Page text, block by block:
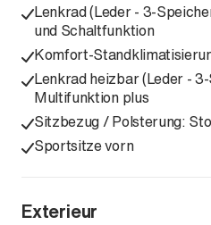
Lenkrad (Leder - 3-
und Schaltfunktion
Komfort-
Lenkrad heizbar (Leder -
Multifunktion plus
Sitzbezug / Polsterung:
Sportsitze vorn
Exterieur